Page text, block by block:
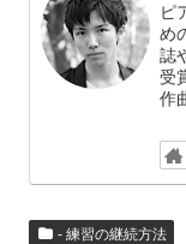
ピ
め
誌
受
作
- 練習の継続方法